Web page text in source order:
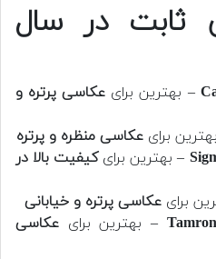
ثابت در سال
– بهترین برای عکاسی پرتره و
برای عکاسی منظره و پرتره
– بهترین برایکیفیت بالا در
برای عکاسی پرتره و خیابانی
– بهترین برای عکاسی